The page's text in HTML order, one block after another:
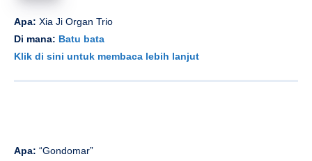
Apa: Xia Ji Organ Trio
Di mana: Batu bata
Klik di sini untuk membaca lebih lanjut
Apa: “Gondomar”